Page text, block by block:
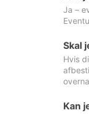
Ja –
Skal
Hvis
Kan